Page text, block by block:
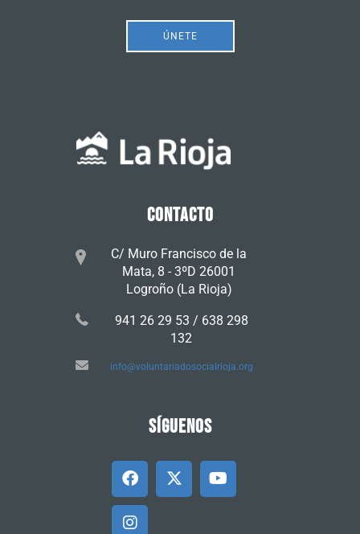
ÚNETE
CONTACTO
C/ Muro Francisco de la
Mata, 8 - 3ºD 26001
Logroño (La Rioja)
941 26 29 53 / 638 298
132
info@voluntariadosocialrioja.org
SÍGUENOS